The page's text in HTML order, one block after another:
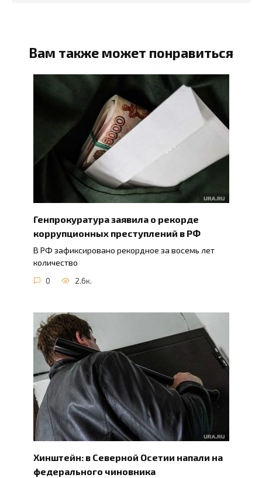
Вам также может понравиться
Генпрокуратура заявила о рекорде
коррупционных преступлений в РФ
В РФ зафиксировано рекордное за восемь лет
количество
0 2.6к.
Хинштейн: в Северной Осетии напали на
федерального чиновника